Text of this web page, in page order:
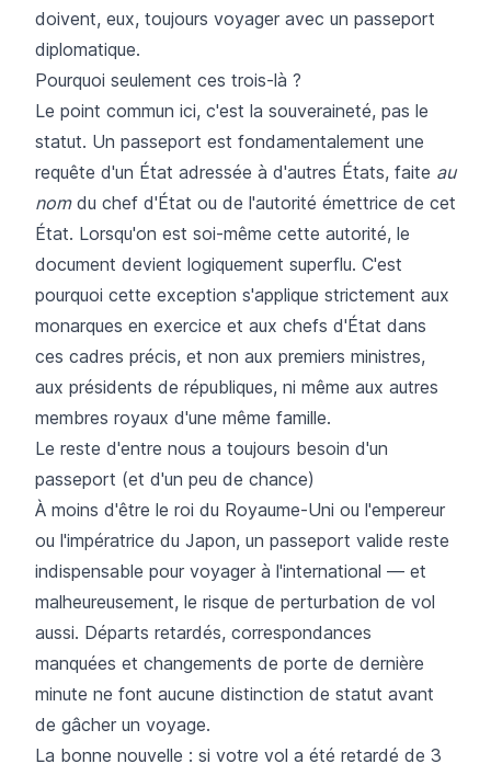
doivent, eux, toujours voyager avec un passeport
diplomatique.
Pourquoi seulement ces trois-là ?
Le point commun ici, c'est la souveraineté, pas le
statut. Un passeport est fondamentalement une
requête d'un État adressée à d'autres États, faite au
nomdu chef d'État ou de l'autorité émettrice de cet
État. Lorsqu'on est soi-même cette autorité, le
document devient logiquement superflu. C'est
pourquoi cette exception s'applique strictement aux
monarques en exercice et aux chefs d'État dans
ces cadres précis, et non aux premiers ministres,
aux présidents de républiques, ni même aux autres
membres royaux d'une même famille.
Le reste d'entre nous a toujours besoin d'un
passeport (et d'un peu de chance)
À moins d'être le roi du Royaume-Uni ou l'empereur
ou l'impératrice du Japon, un passeport valide reste
indispensable pour voyager à l'international — et
malheureusement, le risque de perturbation de vol
aussi. Départs retardés, correspondances
manquées et changements de porte de dernière
minute ne font aucune distinction de statut avant
de gâcher un voyage.
La bonne nouvelle : si votre vol a été retardé de 3